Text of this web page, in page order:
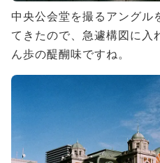
中央公会堂を撮るアングル
てきたので、急遽構図に入
ん歩の醍醐味ですね。